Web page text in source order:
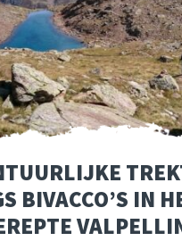
BIVACCO’S IN